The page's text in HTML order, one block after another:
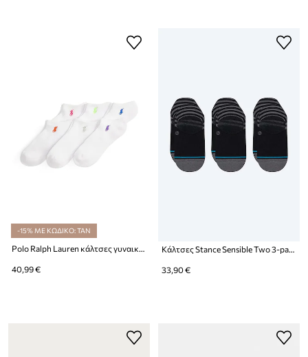
-15% ΜΕ ΚΩΔΙΚΟ: TAN
40,99 €
Κάλτσες Stance Sensible Two 3-pack
33,90 €